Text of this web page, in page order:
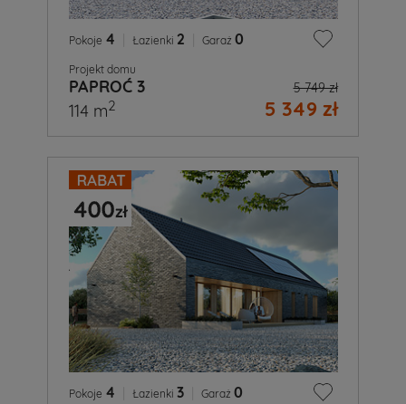
Pokoje 4 Łazienki 2 Garaż 0
Projekt domu
PAPROĆ 3 5 749 zł
5 349 zł
114 m2
Pokoje 4 Łazienki 3 Garaż 0